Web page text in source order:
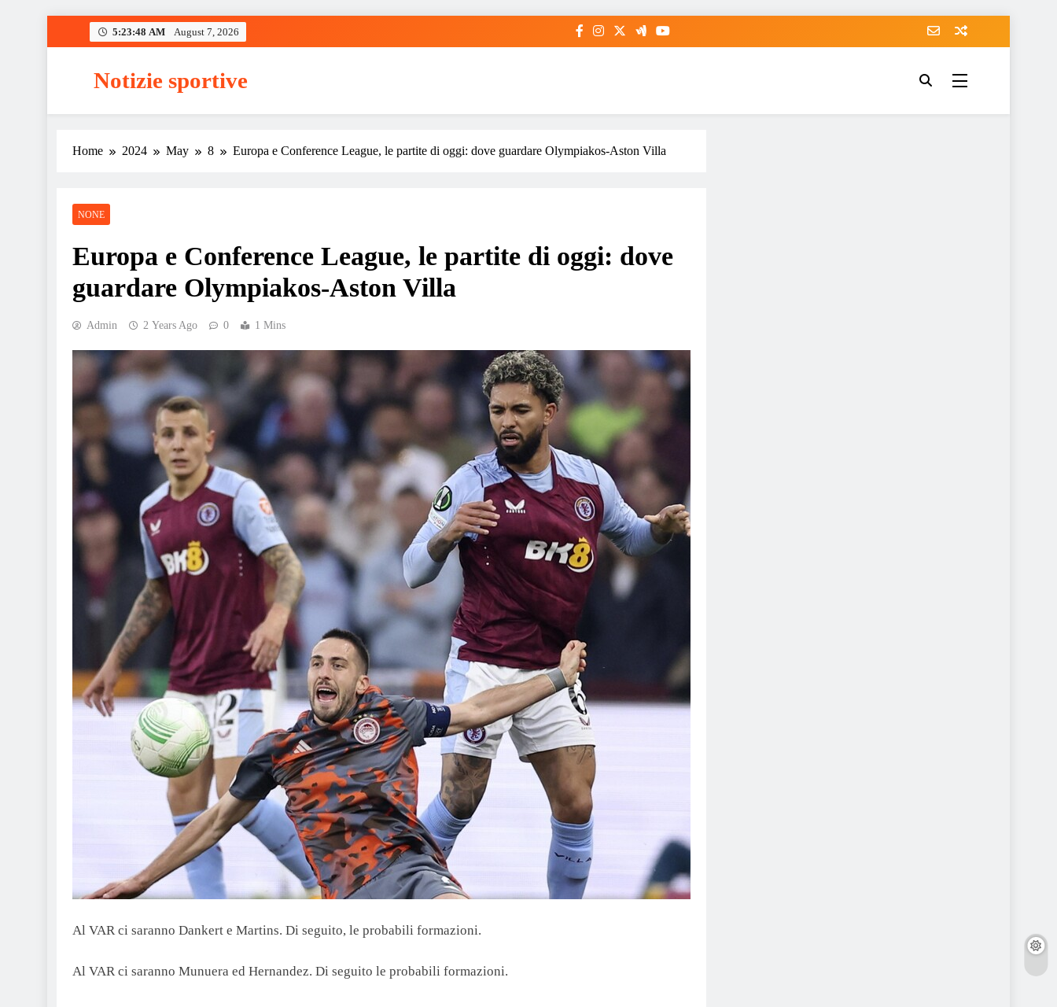
5:23:49 AM August 7, 2026
Notizie sportive
Home 2024 May 8 Europa e Conference League, le partite di oggi: dove guardare Olympiakos-Aston Villa
NONE
Europa e Conference League, le partite di oggi: dove
guardare Olympiakos-Aston Villa
Admin 2 Years Ago 0 1 Mins
Al VAR ci saranno Dankert e Martins. Di seguito, le probabili formazioni.
Al VAR ci saranno Munuera ed Hernandez. Di seguito le probabili formazioni.